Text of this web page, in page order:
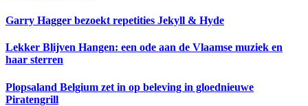
Garry Hagger bezoekt repetities Jekyll & Hyde
Lekker Blijven Hangen: een ode aan de Vlaamse muziek en
haar sterren
Plopsaland Belgium zet in op beleving in gloednieuwe
Piratengrill